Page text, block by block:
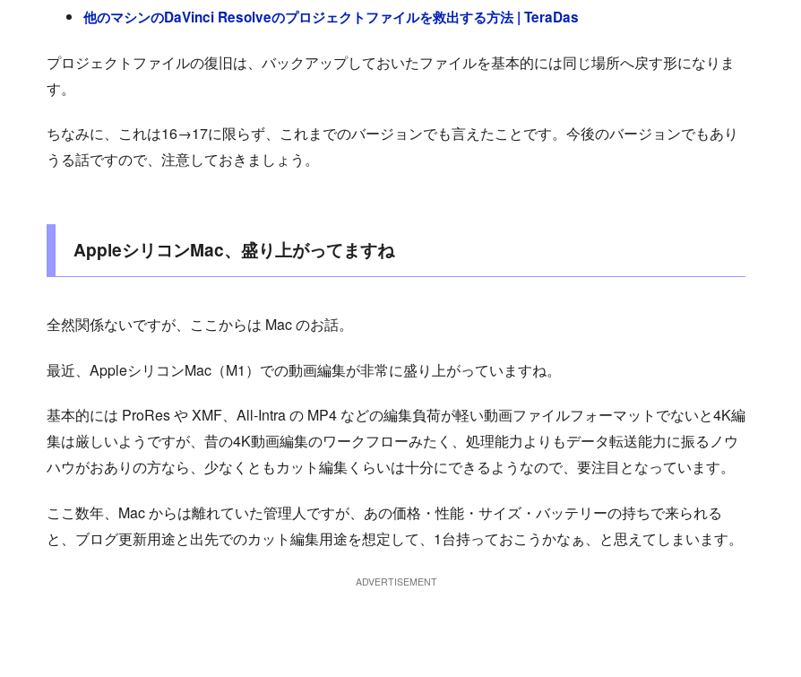
他のマシンのDaVinci Resolveのプロジェクトファイルを救出する方法 | TeraDas
プロジェクトファイルの復旧は、バックアップしておいたファイルを基本的には同じ場所へ戻す形になりま
す。
ちなみに、これは16→17に限らず、これまでのバージョンでも言えたことです。今後のバージョンでもあり
うる話ですので、注意しておきましょう。
AppleシリコンMac、盛り上がってますね
全然関係ないですが、ここからは Mac のお話。
最近、AppleシリコンMac（M1）での動画編集が非常に盛り上がっていますね。
基本的には ProRes や XMF、All-Intra の MP4 などの編集負荷が軽い動画ファイルフォーマットでないと4K編
集は厳しいようですが、昔の4K動画編集のワークフローみたく、処理能力よりもデータ転送能力に振るノウ
ハウがおありの方なら、少なくともカット編集くらいは十分にできるようなので、要注目となっています。
ここ数年、Mac からは離れていた管理人ですが、あの価格・性能・サイズ・バッテリーの持ちで来られる
と、ブログ更新用途と出先でのカット編集用途を想定して、1台持っておこうかなぁ、と思えてしまいます。